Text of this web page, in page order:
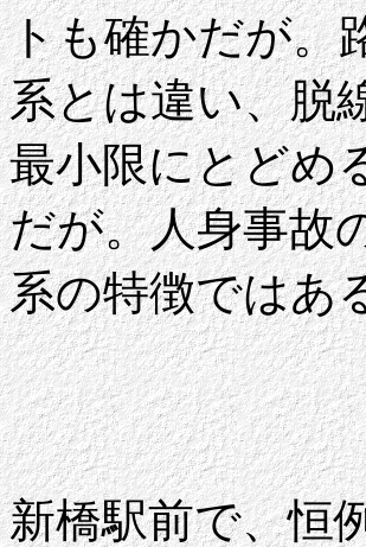
トも確かだが。
系とは違い、脱
最小限にとどめ
だが。人身事故
系の特徴ではあ
新橋駅前で、恒